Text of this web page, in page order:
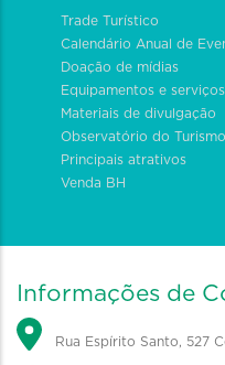
Trade Turístico
Calendário Anual de
Doação de mídias
Equipamentos e serviços
Materiais de divulgação
Observatório do Turismo
Principais atrativos
Venda BH
Informações de
Rua Espírito Santo, 527